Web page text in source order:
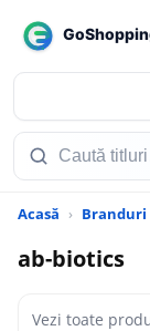
Acasă Branduri
ab-biotics
Vezi toate